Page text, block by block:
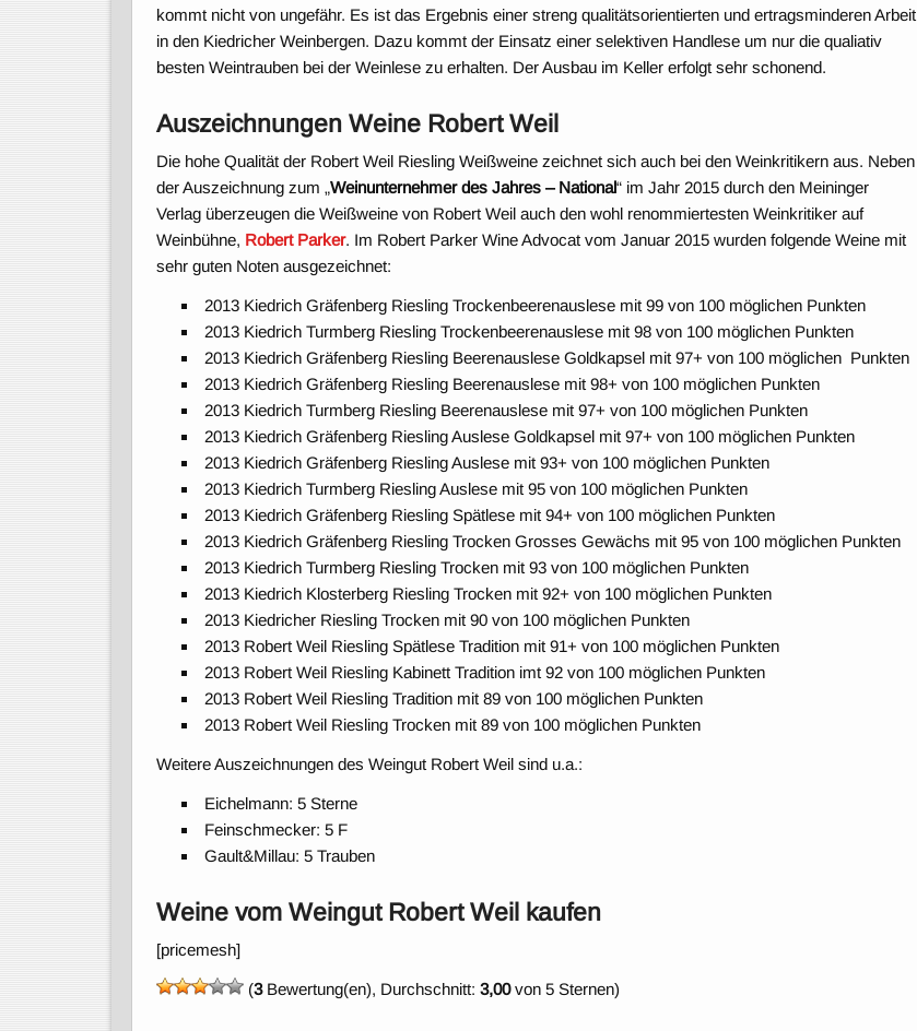
kommt nicht von ungefähr. Es ist das Ergebnis einer streng qualitätsorientierten und ertragsminderen Arbeit
in den Kiedricher Weinbergen. Dazu kommt der Einsatz einer selektiven Handlese um nur die qualiativ
besten Weintrauben bei der Weinlese zu erhalten. Der Ausbau im Keller erfolgt sehr schonend.
Auszeichnungen Weine Robert Weil
Die hohe Qualität der Robert Weil Riesling Weißweine zeichnet sich auch bei den Weinkritikern aus. Neben
der Auszeichnung zum „Weinunternehmer des Jahres – National“ im Jahr 2015 durch den Meininger
Verlag überzeugen die Weißweine von Robert Weil auch den wohl renommiertesten Weinkritiker auf
Weinbühne, Robert Parker. Im Robert Parker Wine Advocat vom Januar 2015 wurden folgende Weine mit
sehr guten Noten ausgezeichnet:
2013 Kiedrich Gräfenberg Riesling Trockenbeerenauslese mit 99 von 100 möglichen Punkten
2013 Kiedrich Turmberg Riesling Trockenbeerenauslese mit 98 von 100 möglichen Punkten
2013 Kiedrich Gräfenberg Riesling Beerenauslese Goldkapsel mit 97+ von 100 möglichen Punkten
2013 Kiedrich Gräfenberg Riesling Beerenauslese mit 98+ von 100 möglichen Punkten
2013 Kiedrich Turmberg Riesling Beerenauslese mit 97+ von 100 möglichen Punkten
2013 Kiedrich Gräfenberg Riesling Auslese Goldkapsel mit 97+ von 100 möglichen Punkten
2013 Kiedrich Gräfenberg Riesling Auslese mit 93+ von 100 möglichen Punkten
2013 Kiedrich Turmberg Riesling Auslese mit 95 von 100 möglichen Punkten
2013 Kiedrich Gräfenberg Riesling Spätlese mit 94+ von 100 möglichen Punkten
2013 Kiedrich Gräfenberg Riesling Trocken Grosses Gewächs mit 95 von 100 möglichen Punkten
2013 Kiedrich Turmberg Riesling Trocken mit 93 von 100 möglichen Punkten
2013 Kiedrich Klosterberg Riesling Trocken mit 92+ von 100 möglichen Punkten
2013 Kiedricher Riesling Trocken mit 90 von 100 möglichen Punkten
2013 Robert Weil Riesling Spätlese Tradition mit 91+ von 100 möglichen Punkten
2013 Robert Weil Riesling Kabinett Tradition imt 92 von 100 möglichen Punkten
2013 Robert Weil Riesling Tradition mit 89 von 100 möglichen Punkten
2013 Robert Weil Riesling Trocken mit 89 von 100 möglichen Punkten
Weitere Auszeichnungen des Weingut Robert Weil sind u.a.:
Eichelmann: 5 Sterne
Feinschmecker: 5 F
Gault&Millau: 5 Trauben
Weine vom Weingut Robert Weil kaufen
[pricemesh]
(3Bewertung(en), Durchschnitt:3,00von 5 Sternen)